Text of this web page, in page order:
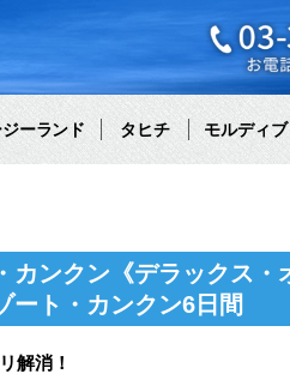
ーランド タヒチ モルディブ
カンクン《デラックス・
ト・カンクン6日間
解消！